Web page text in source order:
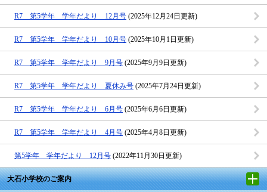
R7 第5学年 学年だより 12月号 (2025年12月24日更新)
R7 第5学年 学年だより 10月号 (2025年10月1日更新)
R7 第5学年 学年だより 9月号 (2025年9月9日更新)
R7 第5学年 学年だより 夏休み号 (2025年7月24日更新)
R7 第5学年 学年だより 6月号 (2025年6月6日更新)
R7 第5学年 学年だより 4月号 (2025年4月8日更新)
第5学年 学年だより 12月号 (2022年11月30日更新)
大石小学校のご案内